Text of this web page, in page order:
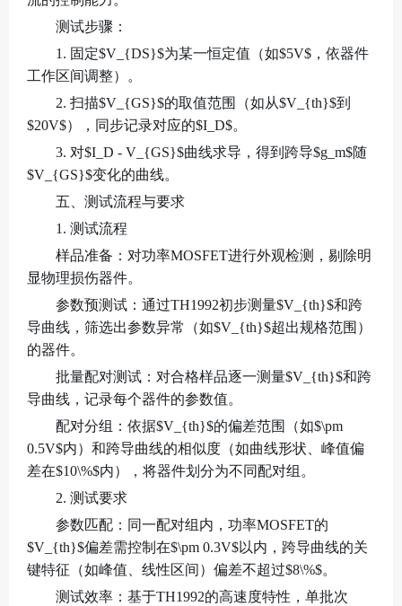
测试步骤：
1. 固定$V_{DS}$为某一恒定值（如$5V$，依器件
工作区间调整）。
2. 扫描$V_{GS}$的取值范围（如从$V_{th}$到
$20V$），同步记录对应的$I_D$。
3. 对$I_D - V_{GS}$曲线求导，得到跨导$g_m$随
$V_{GS}$变化的曲线。
五、测试流程与要求
1. 测试流程
样品准备：对功率MOSFET进行外观检测，剔除明
显物理损伤器件。
参数预测试：通过TH1992初步测量$V_{th}$和跨
导曲线，筛选出参数异常（如$V_{th}$超出规格范围）
的器件。
批量配对测试：对合格样品逐一测量$V_{th}$和跨
导曲线，记录每个器件的参数值。
配对分组：依据$V_{th}$的偏差范围（如$\pm
0.5V$内）和跨导曲线的相似度（如曲线形状、峰值偏
差在$10\%$内），将器件划分为不同配对组。
2. 测试要求
参数匹配：同一配对组内，功率MOSFET的
$V_{th}$偏差需控制在$\pm 0.3V$以内，跨导曲线的关
键特征（如峰值、线性区间）偏差不超过$8\%$。
测试效率：基于TH1992的高速度特性，单批次